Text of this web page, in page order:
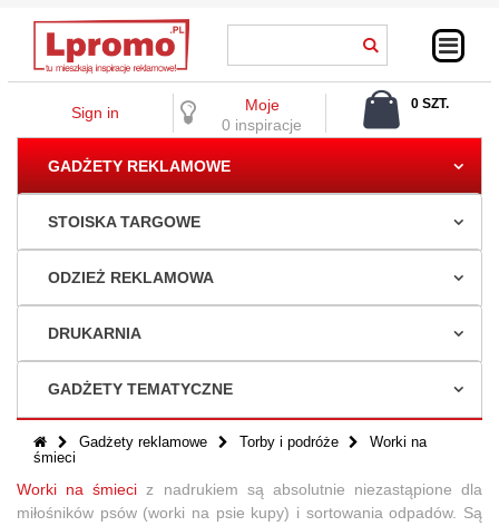
Sign in
Moje
0 inspiracje
0 SZT.
GADŻETY REKLAMOWE
STOISKA TARGOWE
ODZIEŻ REKLAMOWA
DRUKARNIA
GADŻETY TEMATYCZNE
Gadżety reklamowe Torby i podróże
Worki na
śmieci
Worki na śmieci z nadrukiem są absolutnie niezastąpione dla
miłośników psów (worki na psie kupy) i sortowania odpadów. Są